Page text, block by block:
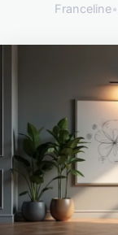
Franceline•